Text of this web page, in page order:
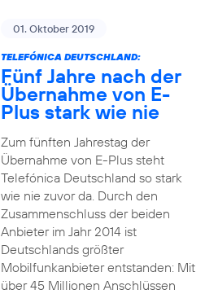
01. Oktober 2019
TELEFÓNICA DEUTSCHLAND:
Fünf Jahre nach der
Übernahme von E-
Plus stark wie nie
Zum fünften Jahrestag der
Übernahme von E-Plus steht
Telefónica Deutschland so stark
wie nie zuvor da. Durch den
Zusammenschluss der beiden
Anbieter im Jahr 2014 ist
Deutschlands größter
Mobilfunkanbieter entstanden: Mit
über 45 Millionen Anschlüssen